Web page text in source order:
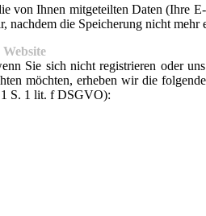
von Ihnen mitgeteilten Daten (Ihre
nachdem die Speicherung nicht
Sie sich nicht registrieren oder
möchten, erheben wir die
1 S. 1 lit. f DSGVO):